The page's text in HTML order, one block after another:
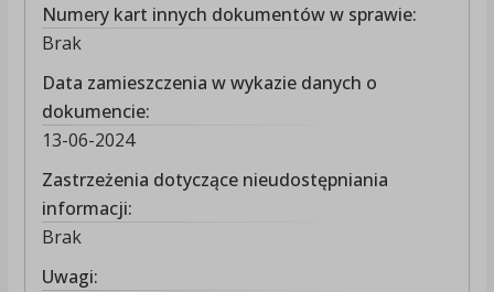
Numery kart innych dokumentów w sprawie:
Brak
Data zamieszczenia w wykazie danych o
dokumencie:
13-06-2024
Zastrzeżenia dotyczące nieudostępniania
informacji:
Brak
Uwagi: